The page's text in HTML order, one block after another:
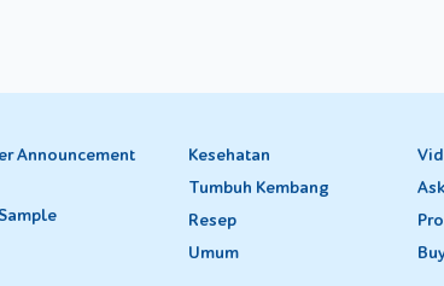
Announcement
Kesehatan
Tumbuh Kembang
Resep
Umum